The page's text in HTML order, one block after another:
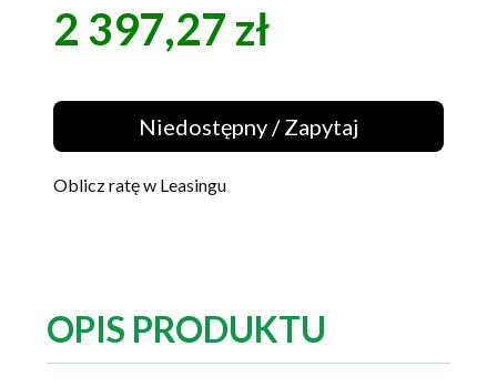
Cena
2 397,27 zł
Niedostępny / Zapytaj
Oblicz ratę w Leasingu
OPIS PRODUKTU